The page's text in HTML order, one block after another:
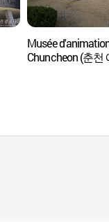
Musée
Chuncheon (춘